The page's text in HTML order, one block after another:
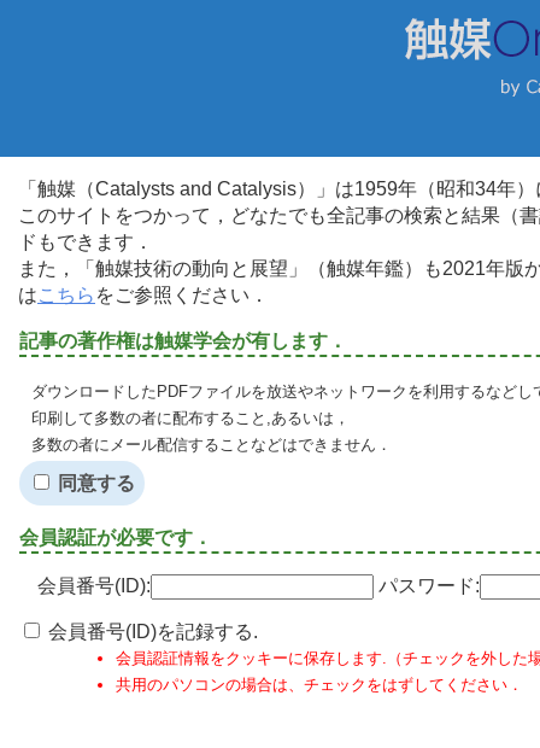
「触媒（Catalysts and Catalysis）」は1959年（昭和34年
このサイトをつかって，どなたでも全記事の検索と結果（
ドもできます．
また，「触媒技術の動向と展望」（触媒年鑑）も2021年
はこちら をご参照ください．
記事の著作権は触媒学会が有します．
ダウンロードしたPDFファイルを放送やネットワークを利用するなど
印刷して多数の者に配布すること,あるいは，
多数の者にメール配信することなどはできません．
同意する
会員認証が必要です．
会員番号(ID): パスワード:
会員番号(ID)を記録する.
会員認証情報をクッキーに保存します.（チェックを外した
共用のパソコンの場合は、チェックをはずしてください．